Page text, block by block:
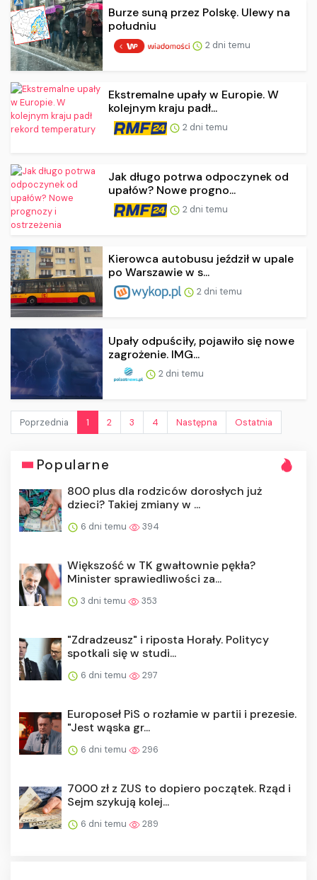
Burze suną przez Polskę. Ulewy na
południu
2 dni temu
Ekstremalne upały w Europie. W
kolejnym kraju padł...
2 dni temu
Jak długo potrwa odpoczynek od
upałów? Nowe progno...
2 dni temu
Kierowca autobusu jeździł w upale
po Warszawie w s...
2 dni temu
Upały odpuściły, pojawiło się nowe
zagrożenie. IMG...
2 dni temu
Poprzednia 1 2 3 4 Następna Ostatnia
Popularne
800 plus dla rodziców dorosłych już
dzieci? Takiej zmiany w ...
6 dni temu 394
Większość w TK gwałtownie pękła?
Minister sprawiedliwości za...
3 dni temu 353
"Zdradzeusz" i riposta Horały. Politycy
spotkali się w studi...
6 dni temu 297
Europoseł PiS o rozłamie w partii i prezesie.
"Jest wąska gr...
6 dni temu 296
7000 zł z ZUS to dopiero początek. Rząd i
Sejm szykują kolej...
6 dni temu 289